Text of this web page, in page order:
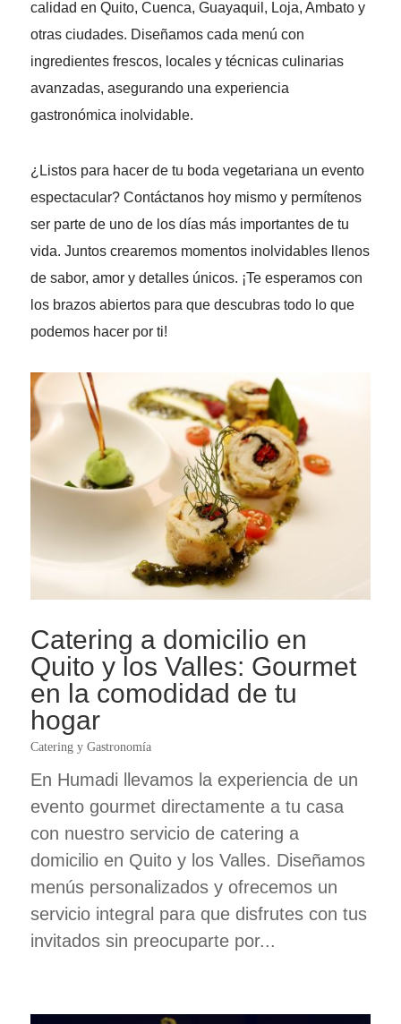
calidad en Quito, Cuenca, Guayaquil, Loja, Ambato y
otras ciudades. Diseñamos cada menú con
ingredientes frescos, locales y técnicas culinarias
avanzadas, asegurando una experiencia
gastronómica inolvidable.
¿Listos para hacer de tu boda vegetariana un evento
espectacular? Contáctanos hoy mismo y permítenos
ser parte de uno de los días más importantes de tu
vida. Juntos crearemos momentos inolvidables llenos
de sabor, amor y detalles únicos. ¡Te esperamos con
los brazos abiertos para que descubras todo lo que
podemos hacer por ti!
Catering a domicilio en
Quito y los Valles: Gourmet
en la comodidad de tu
hogar
Catering y Gastronomía
En Humadi llevamos la experiencia de un
evento gourmet directamente a tu casa
con nuestro servicio de catering a
domicilio en Quito y los Valles. Diseñamos
menús personalizados y ofrecemos un
servicio integral para que disfrutes con tus
invitados sin preocuparte por...